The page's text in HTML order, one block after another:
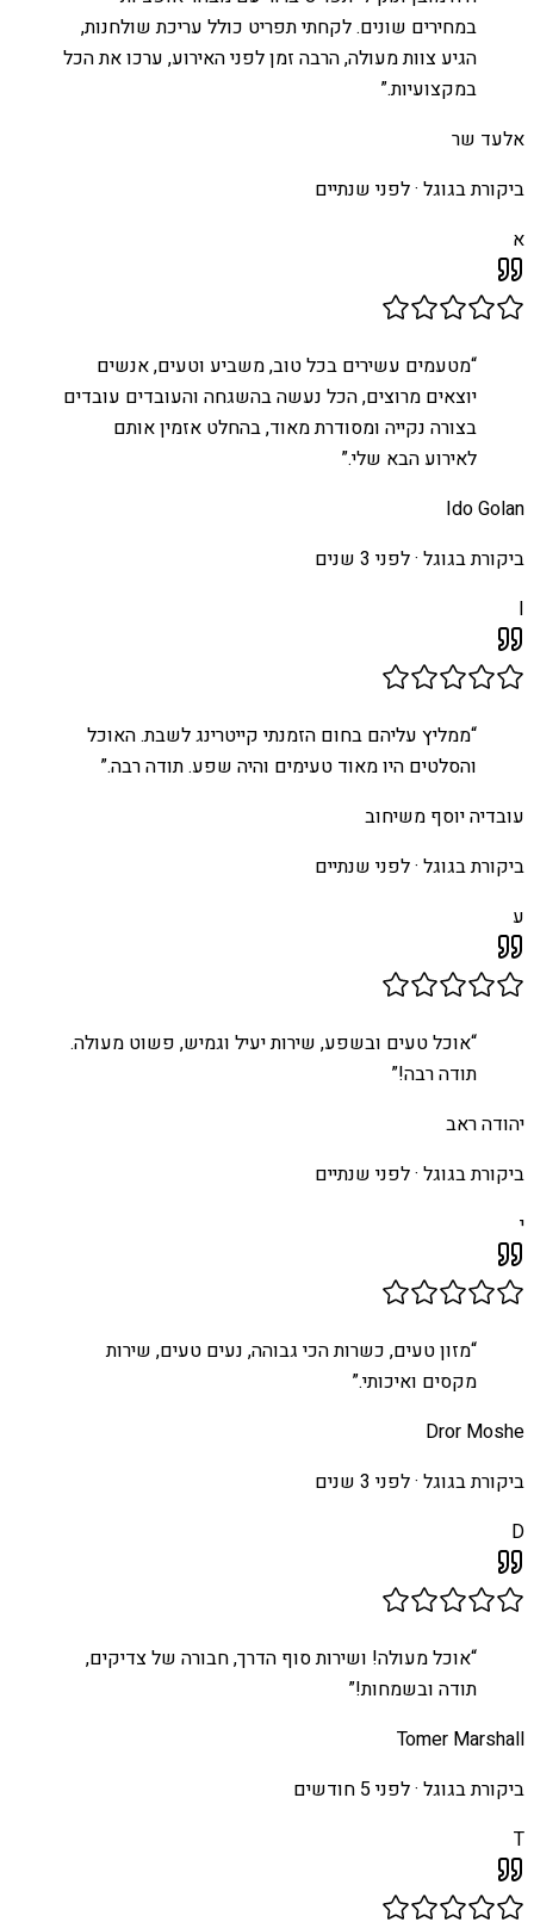
במחירים שונים. לקחתי תפריט כולל עריכת שולחנות,
הגיע צוות מעולה, הרבה זמן לפני האירוע, ערכו את הכל
במקצועיות.”
אלעד שר
ביקורת בגוגל ·לפני שנתיים
א
“מטעמים עשירים בכל טוב, משביע וטעים, אנשים
יוצאים מרוצים, הכל נעשה בהשגחה והעובדים עובדים
בצורה נקייה ומסודרת מאוד, בהחלט אזמין אותם
לאירוע הבא שלי.”
Ido Golan
ביקורת בגוגל ·לפני 3 שנים
I
“ממליץ עליהם בחום הזמנתי קייטרינג לשבת. האוכל
והסלטים היו מאוד טעימים והיה שפע. תודה רבה.”
עובדיה יוסף משיחוב
ביקורת בגוגל ·לפני שנתיים
ע
“אוכל טעים ובשפע, שירות יעיל וגמיש, פשוט מעולה.
תודה רבה!”
יהודה ראב
ביקורת בגוגל ·לפני שנתיים
י
“מזון טעים, כשרות הכי גבוהה, נעים טעים, שירות
מקסים ואיכותי.”
Dror Moshe
ביקורת בגוגל ·לפני 3 שנים
D
“אוכל מעולה! ושירות סוף הדרך, חבורה של צדיקים,
תודה ובשמחות!”
Tomer Marshall
ביקורת בגוגל ·לפני 5 חודשים
T